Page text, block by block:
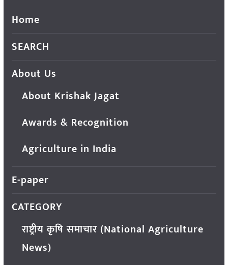
Home
SEARCH
About Us
About Krishak Jagat
Awards & Recognition
Agriculture in India
E-paper
CATEGORY
राष्ट्रीय कृषि समाचार (National Agriculture
News)